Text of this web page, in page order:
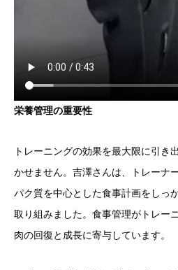
栄養管理の重要性
トレーニングの効果を最大限に引き
かせません。吉澤さんは、トレーナ
パク質を中心とした食事計画をしっ
取り組みました。食事管理がトレー
肉の回復と成長に寄与しています。